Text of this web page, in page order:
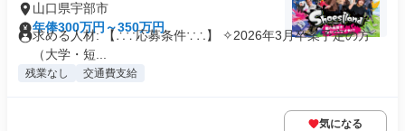
山口県宇部市
年俸300万円～350万円
求める人材: 【∴∵応募条件∵∴】 ✧2026年3月卒業予定の方
（大学・短...
残業なし 交通費支給
気になる